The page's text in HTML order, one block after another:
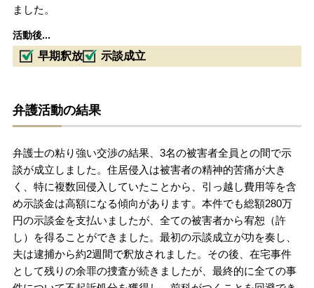
ました。
活動後...
早期釈放 示談成立
弁護活動の結果
弁護士の粘り強い交渉の結果、3名の被害者全員との間で示
談が成立しました。住居侵入は被害者の精神的苦痛が大き
く、特に複数回侵入していたことから、引っ越し費用等を含
め示談金は高額になる傾向があります。本件でも総額280万
円の示談金を支払いましたが、全ての被害者から宥恕（許
し）を得ることができました。最初の示談成立が功を奏し、
夫は逮捕から約2週間で釈放されました。その後、在宅事件
として残りの余罪の捜査が続きましたが、最終的に全ての事